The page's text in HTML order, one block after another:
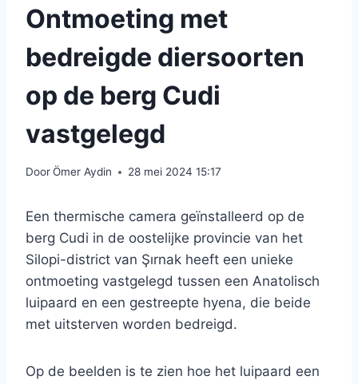
Ontmoeting met
bedreigde diersoorten
op de berg Cudi
vastgelegd
DoorÖmer Aydin 28 mei 2024 15:17
Een thermische camera geïnstalleerd op de
berg Cudi in de oostelijke provincie van het
Silopi-district van Şırnak heeft een unieke
ontmoeting vastgelegd tussen een Anatolisch
luipaard en een gestreepte hyena, die beide
met uitsterven worden bedreigd.
Op de beelden is te zien hoe het luipaard een